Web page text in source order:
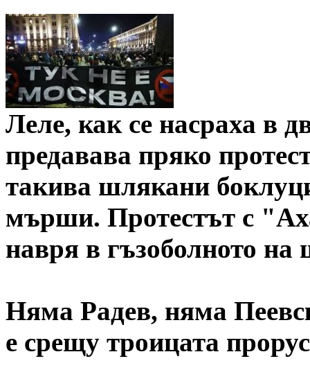
Леле, как се насраха в
предавава пряко
такива шлякани
мърши. Протестът с
навря в гъзоболното
Няма Радев, няма
е срещу троицата